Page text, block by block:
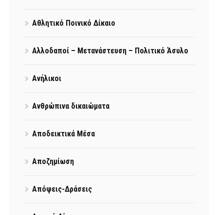
Αθλητικό Ποινικό Δίκαιο
Αλλοδαποί – Μετανάστευση – Πολιτικό Άσυλο
Ανήλικοι
Ανθρώπινα δικαιώματα
Αποδεικτικά Μέσα
Αποζημίωση
Απόψεις-Δράσεις